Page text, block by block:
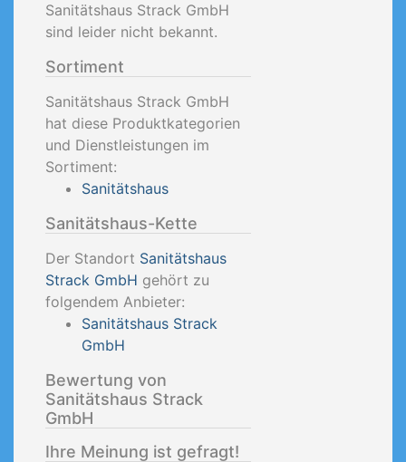
Sanitätshaus Strack GmbH
sind leider nicht bekannt.
Sortiment
Sanitätshaus Strack GmbH
hat diese Produktkategorien
und Dienstleistungen im
Sortiment:
Sanitätshaus
Sanitätshaus-Kette
Der Standort Sanitätshaus
Strack GmbH gehört zu
folgendem Anbieter:
Sanitätshaus Strack
GmbH
Bewertung von
Sanitätshaus Strack
GmbH
Ihre Meinung ist gefragt!